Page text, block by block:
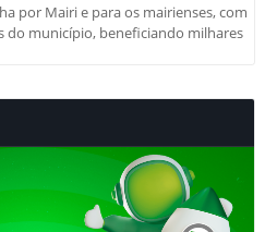
por Mairi e para os mairienses, com
do município, beneficiando milhares